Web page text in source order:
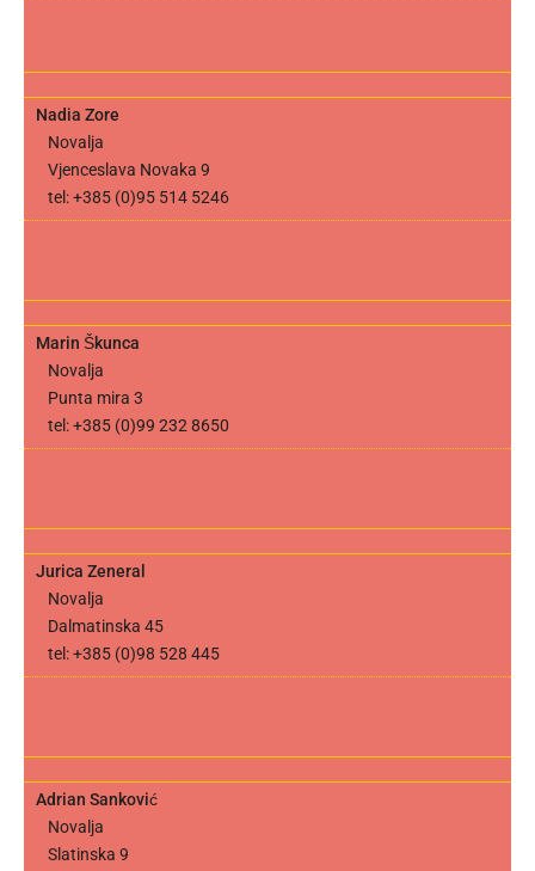
Nadia Zore
Novalja
Vjenceslava Novaka 9
tel: +385 (0)95 514 5246
Marin Škunca
Novalja
Punta mira 3
tel: +385 (0)99 232 8650
Jurica Zeneral
Novalja
Dalmatinska 45
tel: +385 (0)98 528 445
Adrian Sanković
Novalja
Slatinska 9